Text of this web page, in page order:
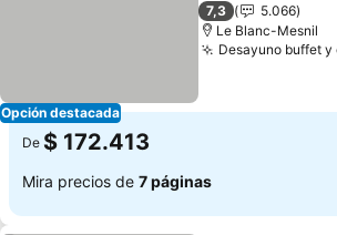
Opción destacada
7,3
5.066
Le Blanc-Mesnil
Desayuno buffet
De $ 172.413
Mira precios de 7 páginas